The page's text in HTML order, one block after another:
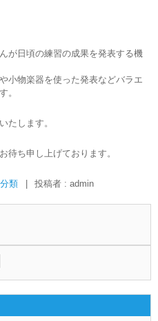
が日頃の練習の成果を発表する機
小物楽器を使った発表などバラエ
。
たします。
お待ち申し上げております。
類 投稿者 : admin